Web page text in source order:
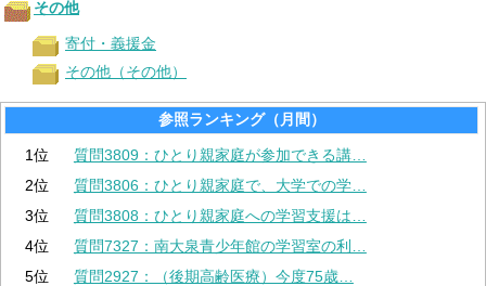
その他
寄付・義援金
その他（その他）
参照ランキング（月間）
1位
質問3809：ひとり親家庭が参加できる講…
2位
質問3806：ひとり親家庭で、大学での学…
3位
質問3808：ひとり親家庭への学習支援は…
4位
質問7327：南大泉青少年館の学習室の利…
5位
質問2927：（後期高齢医療）今度75歳…